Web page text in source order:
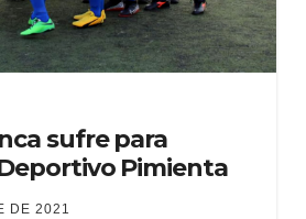
sufre para
Pimienta
DE 2021